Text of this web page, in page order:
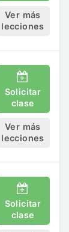
Ver más
lecciones
Solicitar
clase
Ver más
lecciones
Solicitar
clase